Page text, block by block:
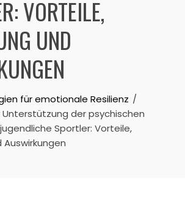
VORTEILE,
UND
für emotionale Resilienz
der psychischen
Sportler: Vorteile,